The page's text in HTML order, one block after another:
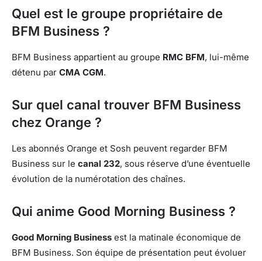
Quel est le groupe propriétaire de
BFM Business ?
BFM Business appartient au groupe RMC BFM, lui-même
détenu par CMA CGM.
Sur quel canal trouver BFM Business
chez Orange ?
Les abonnés Orange et Sosh peuvent regarder BFM
Business sur le canal 232, sous réserve d’une éventuelle
évolution de la numérotation des chaînes.
Qui anime Good Morning Business ?
Good Morning Business est la matinale économique de
BFM Business. Son équipe de présentation peut évoluer